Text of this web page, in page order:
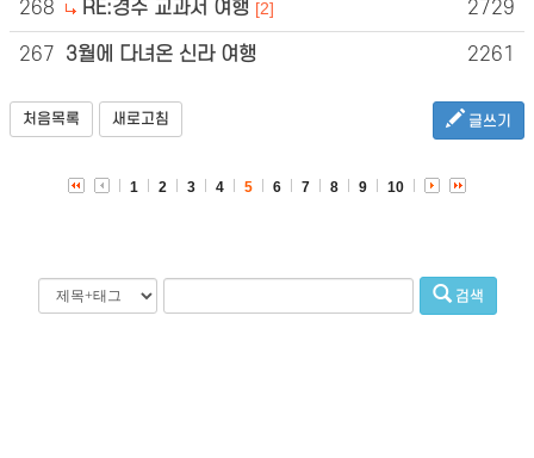
268 RE:경주 교과서 여행 [2] 2729
267 3월에 다녀온 신라 여행 2261
처음목록 새로고침 글쓰기
1 2 3 4 5 6 7 8 9 10
검색